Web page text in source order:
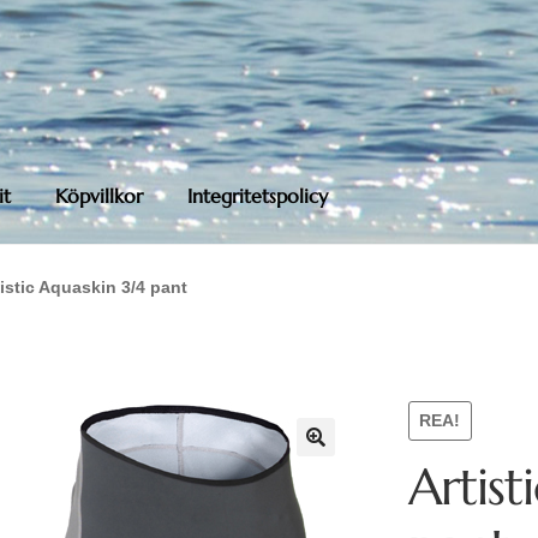
Köpvillkor Integritetspolicy
Aquaskin 3/4 pant
REA!